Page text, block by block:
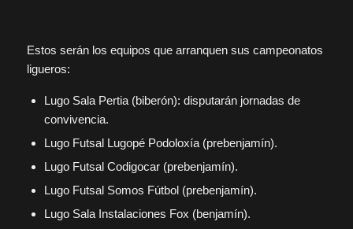
Estos serán los equipos que arranquen sus campeonatos
ligueros:
Lugo Sala Pertia (biberón): disputarán jornadas de
convivencia.
Lugo Futsal Lugopé Podoloxía (prebenjamín).
Lugo Futsal Codigocar (prebenjamín).
Lugo Futsal Somos Fútbol (prebenjamín).
Lugo Sala Instalaciones Fox (benjamín).